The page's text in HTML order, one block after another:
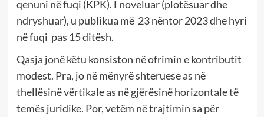
qenuni në fuqi (KPK). I noveluar (plotësuar dhe
ndryshuar), u publikua më 23 nëntor 2023 dhe hyri
në fuqi pas 15 ditësh.
Qasja jonë këtu konsiston në ofrimin e kontributit
modest. Pra, jo në mënyrë shteruese as në
thellësinë vërtikale as në gjërësinë horizontale të
temës juridike. Por, vetëm në trajtimin sa për